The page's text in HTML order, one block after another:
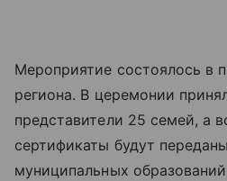
Мероприятие состоялось в
региона. В церемонии
представители 25 семей, а
сертификаты будут
муниципальных